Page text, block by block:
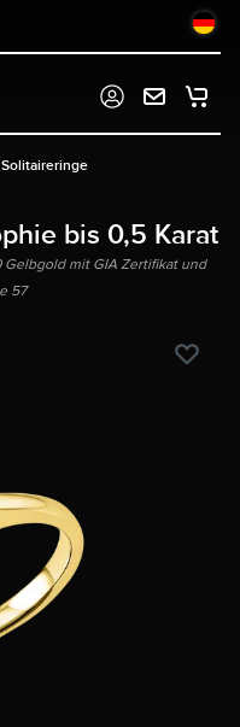
Solitaireringe
bis 0,5 Karat
Gelbgold mit GIA Zertifikat und
57